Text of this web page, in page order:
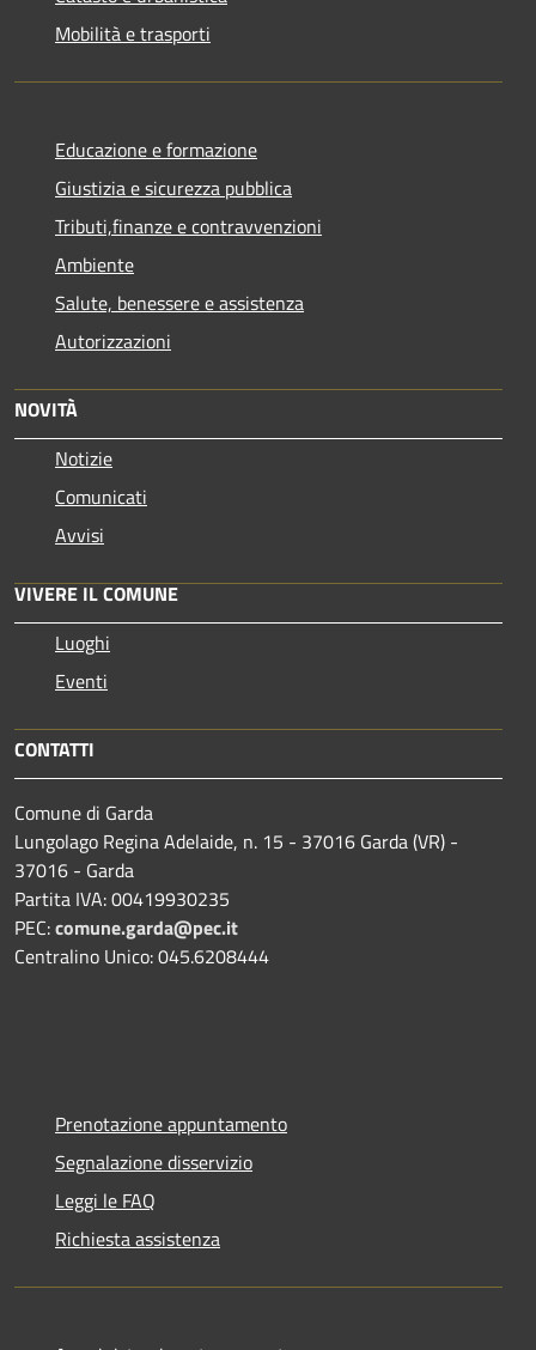
Mobilità e trasporti
Educazione e formazione
Giustizia e sicurezza pubblica
Tributi,finanze e contravvenzioni
Ambiente
Salute, benessere e assistenza
Autorizzazioni
NOVITÀ
Notizie
Comunicati
Avvisi
VIVERE IL COMUNE
Luoghi
Eventi
CONTATTI
Comune di Garda
Lungolago Regina Adelaide, n. 15 - 37016 Garda (VR) -
37016 - Garda
Partita IVA: 00419930235
PEC:comune.garda@pec.it
Centralino Unico: 045.6208444
Prenotazione appuntamento
Segnalazione disservizio
Leggi le FAQ
Richiesta assistenza